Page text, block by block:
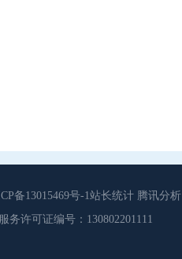
备13015469号-1站长统计 腾讯分析
务许可证编号：130802201111